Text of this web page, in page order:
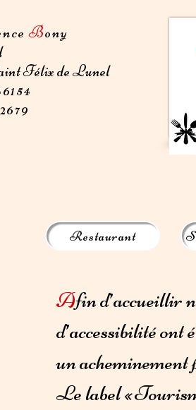
Bony
Félix de Lunel
Restaurant
Afin d’accueillir
d’accessibilité ont
un acheminement
Le label «